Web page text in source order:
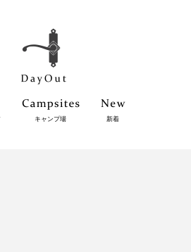
キャンプ場 新着